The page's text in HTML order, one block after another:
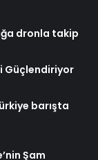
dronla takip
Güçlendiriyor
barışta
Şam